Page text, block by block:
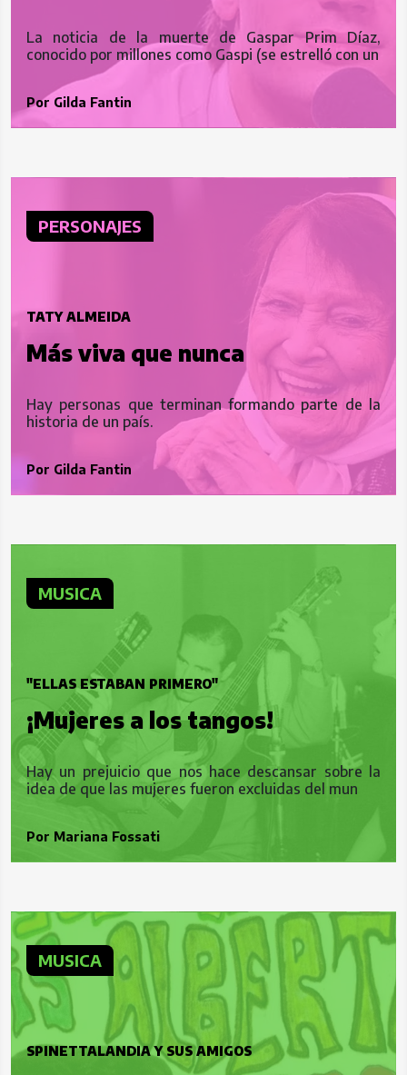
La noticia de la muerte de Gaspar Prim Díaz,
conocido por millones como Gaspi (se estrelló con un
Por Gilda Fantin
PERSONAJES
TATY ALMEIDA
Más viva que nunca
Hay personas que terminan formando parte de la
historia de un país.
Por Gilda Fantin
MUSICA
"ELLAS ESTABAN PRIMERO"
¡Mujeres a los tangos!
Hay un prejuicio que nos hace descansar sobre la
idea de que las mujeres fueron excluidas del mun
Por Mariana Fossati
MUSICA
SPINETTALANDIA Y SUS AMIGOS